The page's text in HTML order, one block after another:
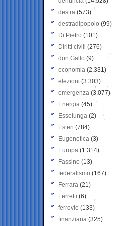
destra (573)
destradipopolo (99)
Di Pietro (101)
Diritti civili (276)
don Gallo (9)
economia (2.331)
elezioni (3.303)
emergenza (3.077)
Energia (45)
Esselunga (2)
Esteri (784)
Eugenetica (3)
Europa (1.314)
Fassino (13)
federalismo (167)
Ferrara (21)
Ferretti (6)
ferrovie (133)
finanziaria (325)